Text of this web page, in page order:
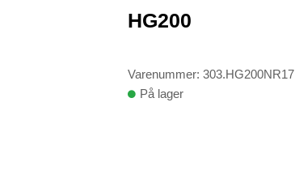
HG200
Varenummer: 303.HG200NR17
På lager